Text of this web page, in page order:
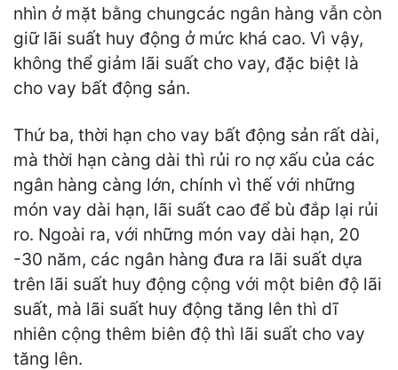
nhìn ở mặt bằng chungcác ngân hàng vẫn còn
giữ lãi suất huy động ở mức khá cao. Vì vậy,
không thể giảm lãi suất cho vay, đặc biệt là
cho vay bất động sản.
Thứ ba, thời hạn cho vay bất động sản rất dài,
mà thời hạn càng dài thì rủi ro nợ xấu của các
ngân hàng càng lớn, chính vì thế với những
món vay dài hạn, lãi suất cao để bù đắp lại rủi
ro. Ngoài ra, với những món vay dài hạn, 20
-30 năm, các ngân hàng đưa ra lãi suất dựa
trên lãi suất huy động cộng với một biên độ lãi
suất, mà lãi suất huy động tăng lên thì dĩ
nhiên cộng thêm biên độ thì lãi suất cho vay
tăng lên.